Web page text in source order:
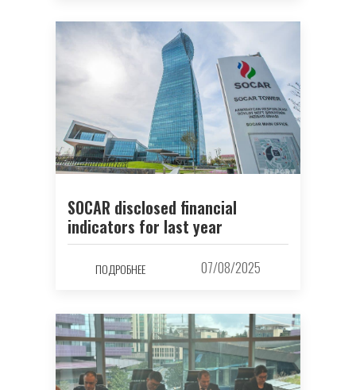
SOCAR disclosed financial
indicators for last year
ПОДРОБНЕЕ 07/08/2025